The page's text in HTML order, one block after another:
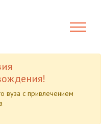
вуза с привлечением